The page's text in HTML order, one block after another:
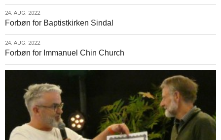
2022
24.
aug.
2022
24. AUG. 2022
Forbøn for Baptistkirken Sindal
24.
aug.
2022
24. AUG. 2022
Forbøn for Immanuel Chin Church